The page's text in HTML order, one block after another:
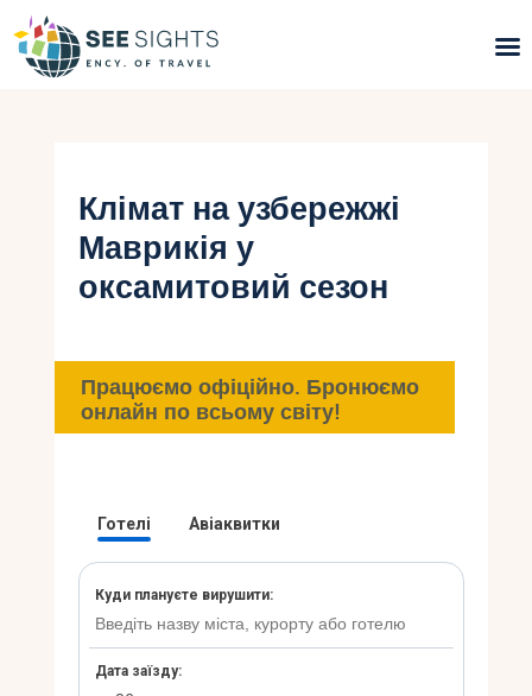
Гарячі тури
Типи Турів
Країни
Інфо
Блог
Клімат на узбережжі
Маврикія у
оксамитовий сезон
Працюємо офіційно. Бронюємо
онлайн по всьому світу!